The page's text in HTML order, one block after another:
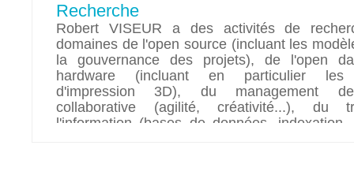
Recherche
Robert VISEUR a des activités de
domaines de l'open source (incluant les
la gouvernance des projets), de l'open
hardware (incluant en particulier les
d'impression 3D), du management
collaborative (agilité, créativité...), du
l'information (bases de données,